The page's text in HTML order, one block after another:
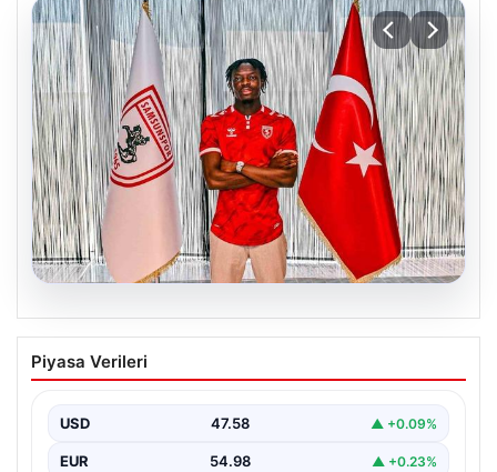
05.08.2026
Samsunspor, Antoine Sekongo’yu 5
Yıllık Anlaşma ile Kadrosuna Ekledi
devam ederek Fransa’nın önemli kulüplerinden USL
Dunkerque forması giyen…
Piyasa Verileri
USD 47.58 ▲ +0.09%
EUR 54.98 ▲ +0.23%